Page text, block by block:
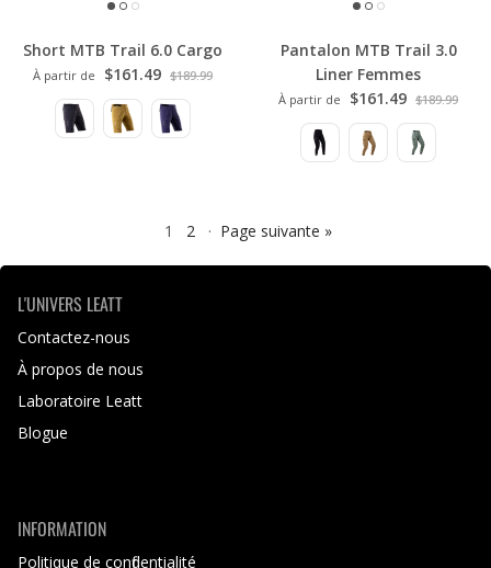
Short MTB Trail 6.0 Cargo
À partir de $161.49 $189.99
Pantalon MTB Trail 3.0
Liner Femmes
À partir de $161.49 $189.99
1 2 · Page suivante »
L'UNIVERS LEATT
Contactez-nous
À propos de nous
Laboratoire Leatt
Blogue
INFORMATION
Politique de confidentialité